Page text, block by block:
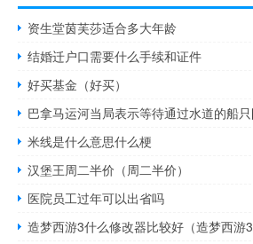
资生堂茵芙莎适合多大年龄
结婚迁户口需要什么手续和证件
好买基金（好买）
米线是什么意思什么梗
汉堡王周二半价（周二半价）
医院员工过年可以出省吗
造梦西游3什么修改器比较好（造梦西游3